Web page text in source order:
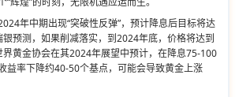
年中期出现“突破性反弹”，预计降息后目标将达
预测，如果削减落实，到2024年底，价格将达到
黄金协会在其2024年展望中预计，在降息75-100
益率下降约40-50个基点，可能会导致黄金上涨